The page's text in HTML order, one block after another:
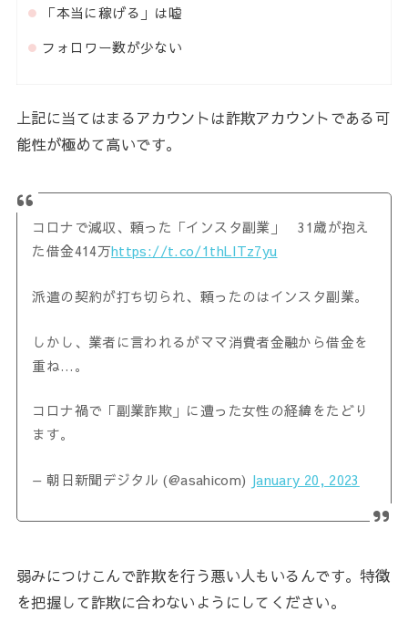
「本当に稼げる」は嘘
フォロワー数が少ない
上記に当てはまるアカウントは詐欺アカウントである可
能性が極めて高いです。
コロナで減収、頼った「インスタ副業」 31歳が抱え
た借金414万https://t.co/1thLlTz7yu
派遣の契約が打ち切られ、頼ったのはインスタ副業。
しかし、業者に言われるがママ消費者金融から借金を
重ね…。
コロナ禍で「副業詐欺」に遭った女性の経緯をたどり
ます。
— 朝日新聞デジタル (@asahicom) January 20, 2023
弱みにつけこんで詐欺を行う悪い人もいるんです。特徴
を把握して詐欺に合わないようにしてください。